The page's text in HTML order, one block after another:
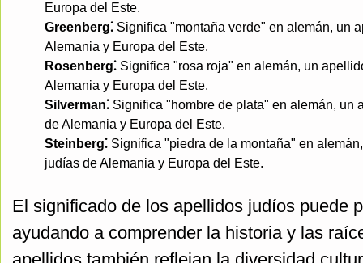
Europa del Este.
Greenberg⁚ Significa "montaña verde" en alemán, un
Alemania y Europa del Este.
Rosenberg⁚ Significa "rosa roja" en alemán, un
Alemania y Europa del Este.
Silverman⁚ Significa "hombre de plata" en alemán,
de Alemania y Europa del Este.
Steinberg⁚ Significa "piedra de la montaña" en
judías de Alemania y Europa del Este.
El significado de los apellidos judíos puede
ayudando a comprender la historia y las